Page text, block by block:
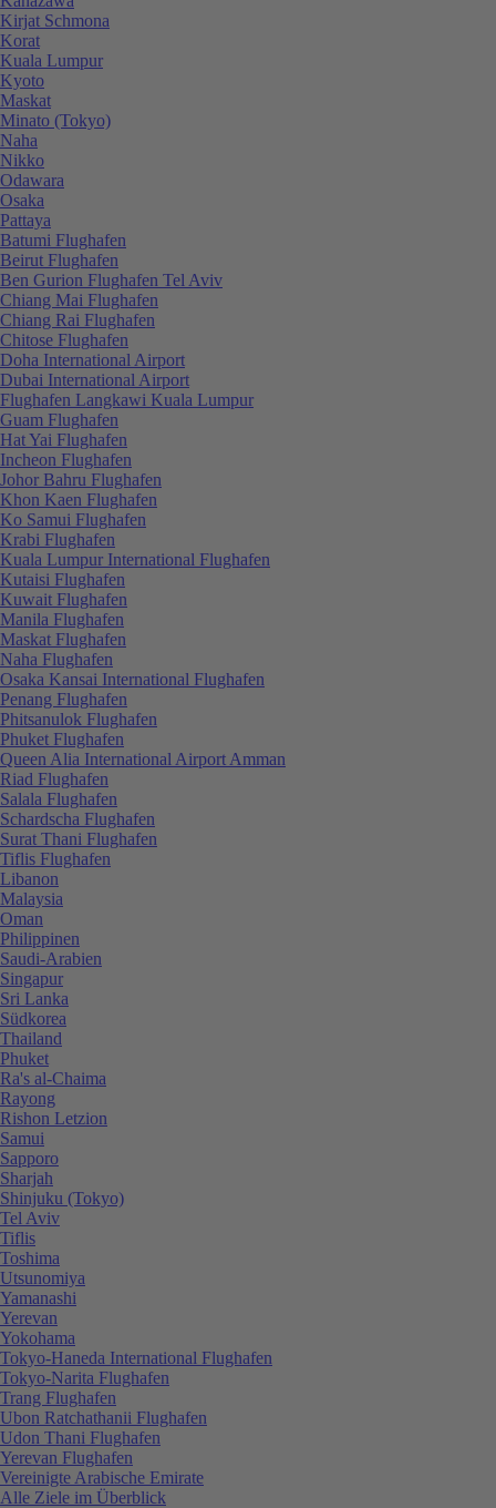
Kirjat Schmona
Korat
Kuala Lumpur
Kyoto
Maskat
Minato (Tokyo)
Naha
Nikko
Odawara
Osaka
Pattaya
Batumi Flughafen
Beirut Flughafen
Ben Gurion Flughafen Tel Aviv
Chiang Mai Flughafen
Chiang Rai Flughafen
Chitose Flughafen
Doha International Airport
Dubai International Airport
Flughafen Langkawi Kuala Lumpur
Guam Flughafen
Hat Yai Flughafen
Incheon Flughafen
Johor Bahru Flughafen
Khon Kaen Flughafen
Ko Samui Flughafen
Krabi Flughafen
Kuala Lumpur International Flughafen
Kutaisi Flughafen
Kuwait Flughafen
Manila Flughafen
Maskat Flughafen
Naha Flughafen
Osaka Kansai International Flughafen
Penang Flughafen
Phitsanulok Flughafen
Phuket Flughafen
Queen Alia International Airport Amman
Riad Flughafen
Salala Flughafen
Schardscha Flughafen
Surat Thani Flughafen
Tiflis Flughafen
Libanon
Malaysia
Oman
Philippinen
Saudi-Arabien
Singapur
Sri Lanka
Südkorea
Thailand
Phuket
Ra's al-Chaima
Rayong
Rishon Letzion
Samui
Sapporo
Sharjah
Shinjuku (Tokyo)
Tel Aviv
Tiflis
Toshima
Utsunomiya
Yamanashi
Yerevan
Yokohama
Tokyo-Haneda International Flughafen
Tokyo-Narita Flughafen
Trang Flughafen
Ubon Ratchathanii Flughafen
Udon Thani Flughafen
Yerevan Flughafen
Vereinigte Arabische Emirate
Alle Ziele im Überblick